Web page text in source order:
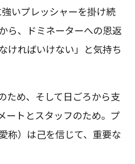
いプレッシャーを掛け続
ら、ドミネーターへの恩返
ければいけない」と気持ち
ため、そして日ごろから支
ートとスタッフのため。プ
称）は己を信じて、重要な